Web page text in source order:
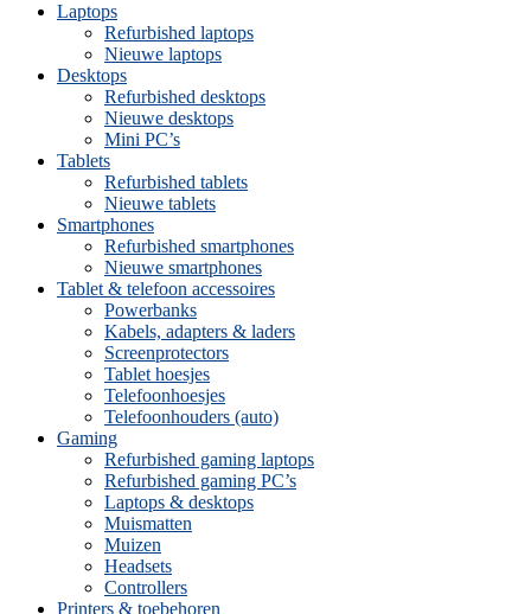
Laptops
Refurbished laptops
Nieuwe laptops
Desktops
Refurbished desktops
Nieuwe desktops
Mini PC’s
Tablets
Refurbished tablets
Nieuwe tablets
Smartphones
Refurbished smartphones
Nieuwe smartphones
Tablet & telefoon accessoires
Powerbanks
Kabels, adapters & laders
Screenprotectors
Tablet hoesjes
Telefoonhoesjes
Telefoonhouders (auto)
Gaming
Refurbished gaming laptops
Refurbished gaming PC’s
Laptops & desktops
Muismatten
Muizen
Headsets
Controllers
Printers & toebehoren